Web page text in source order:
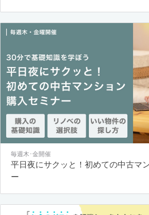
毎週木･金開催
平日夜にサクッと！初めての中古マ
ー